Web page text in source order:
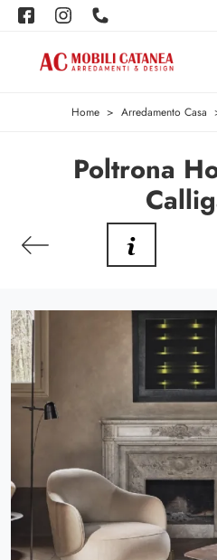
Home > Arredamento Casa
Poltrona